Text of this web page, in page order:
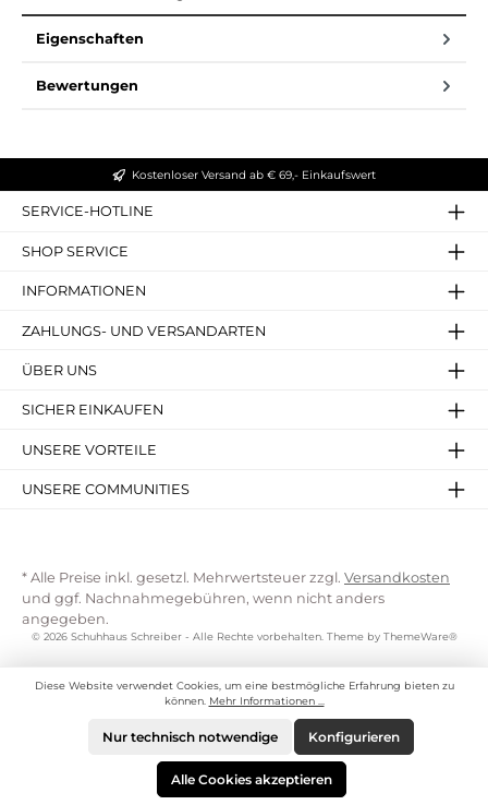
Eigenschaften
Bewertungen
Kostenloser Versand ab € 69,- Einkaufswert
SERVICE-HOTLINE
SHOP SERVICE
INFORMATIONEN
ZAHLUNGS- UND VERSANDARTEN
ÜBER UNS
SICHER EINKAUFEN
UNSERE VORTEILE
UNSERE COMMUNITIES
* Alle Preise inkl. gesetzl. Mehrwertsteuer zzgl. Versandkosten
und ggf. Nachnahmegebühren, wenn nicht anders
angegeben.
© 2026 Schuhhaus Schreiber - Alle Rechte vorbehalten. Theme by ThemeWare®
Diese Website verwendet Cookies, um eine bestmögliche Erfahrung bieten zu
können. Mehr Informationen ...
Nur technisch notwendige Konfigurieren
Alle Cookies akzeptieren